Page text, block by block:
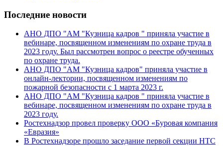
Последние новости
АНО ДПО "АМ "Кузница кадров " приняла участие в
вебинаре, посвященном изменениям по охране труда в
2023 году. Был рассмотрен вопрос о реестре обученных
по охране труда.
АНО ДПО "АМ "Кузница кадров" приняла участие в
онлайн-лектории, посвященном изменениям по
пожарной безопасности с 1 марта 2023 г.
АНО ДПО "АМ "Кузница кадров " приняла участие в
вебинаре, посвященном изменениям по охране труда в
2023 году.
Ростехнадзор провел проверку ООО «Буровая компания
«Евразия»
В Ростехнадзоре прошло заседание первой секции НТС